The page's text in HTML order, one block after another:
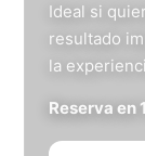
Ideal si
resultado
la
Reserva en